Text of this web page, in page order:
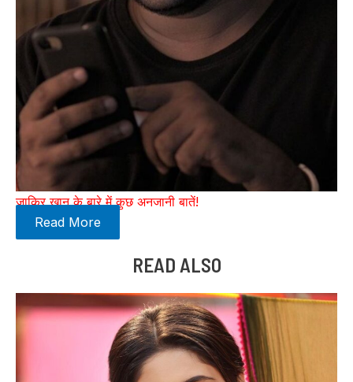
जाकिर खान के बारे में कुछ अनजानी बातें!
Read More
READ ALSO